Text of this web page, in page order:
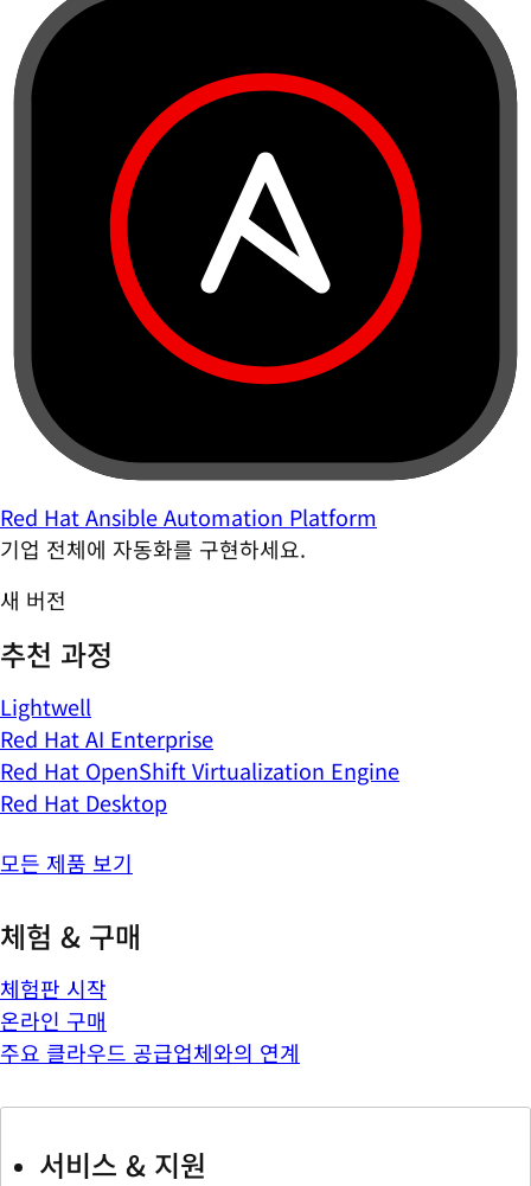
Red Hat Ansible Automation Platform
기업 전체에 자동화를 구현하세요.
새 버전
추천 과정
Lightwell
Red Hat AI Enterprise
Red Hat OpenShift Virtualization Engine
Red Hat Desktop
모든 제품 보기
체험 & 구매
체험판 시작
온라인 구매
주요 클라우드 공급업체와의 연계
서비스 & 지원